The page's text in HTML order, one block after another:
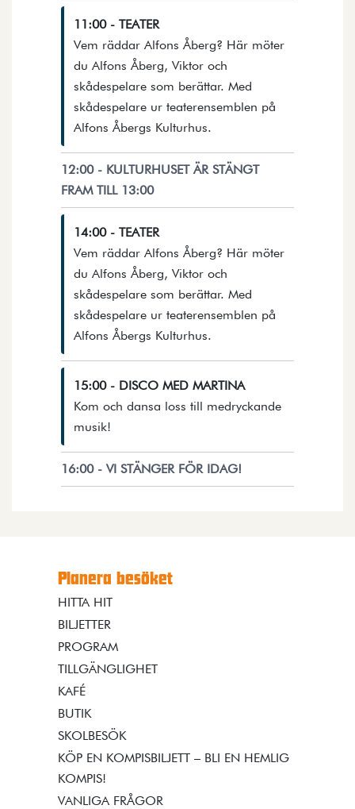
11:00 - TEATER
Vem räddar Alfons Åberg? Här möter
du Alfons Åberg, Viktor och
skådespelare som berättar. Med
skådespelare ur teaterensemblen på
Alfons Åbergs Kulturhus.
12:00 - KULTURHUSET ÄR STÄNGT
FRAM TILL 13:00
14:00 - TEATER
Vem räddar Alfons Åberg? Här möter
du Alfons Åberg, Viktor och
skådespelare som berättar. Med
skådespelare ur teaterensemblen på
Alfons Åbergs Kulturhus.
15:00 - DISCO MED MARTINA
Kom och dansa loss till medryckande
musik!
16:00 - VI STÄNGER FÖR IDAG!
Planera besöket
HITTA HIT
BILJETTER
PROGRAM
TILLGÄNGLIGHET
KAFÉ
BUTIK
SKOLBESÖK
KÖP EN KOMPISBILJETT – BLI EN HEMLIG
KOMPIS!
VANLIGA FRÅGOR